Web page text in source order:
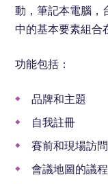
動，筆記本電腦，
中的基本要素組合
功能包括：
品牌和主題
自我註冊
賽前和現場訪問
會議地圖的議程